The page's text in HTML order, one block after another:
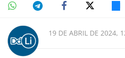
19 DE ABRIL DE 2024,